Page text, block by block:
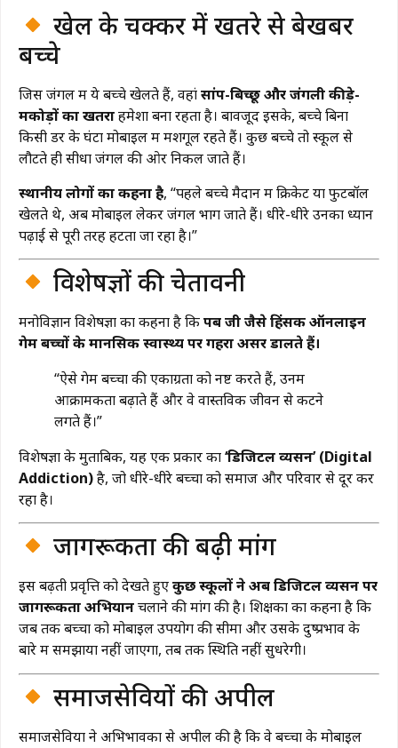
खेल के चक्कर में खतरे से बेखबर
बच्चे
जिस जंगल में ये बच्चे खेलते हैं, वहांसांप-बिच्छू और जंगली कीड़े-
मकोड़ों का खतराहमेशा बना रहता है। बावजूद इसके, बच्चे बिना
किसी डर के घंटों मोबाइल में मशगूल रहते हैं। कुछ बच्चे तो स्कूल से
लौटते ही सीधा जंगल की ओर निकल जाते हैं।
स्थानीय लोगों का कहना है, “पहले बच्चे मैदान में क्रिकेट या फुटबॉल
खेलते थे, अब मोबाइल लेकर जंगल भाग जाते हैं। धीरे-धीरे उनका ध्यान
पढ़ाई से पूरी तरह हटता जा रहा है।”
विशेषज्ञों की चेतावनी
मनोविज्ञान विशेषज्ञों का कहना है किपब जी जैसे हिंसक ऑनलाइन
गेम बच्चों के मानसिक स्वास्थ्य पर गहरा असर डालते हैं।
“ऐसे गेम बच्चों की एकाग्रता को नष्ट करते हैं, उनमें
आक्रामकता बढ़ाते हैं और वे वास्तविक जीवन से कटने
लगते हैं।”
विशेषज्ञों के मुताबिक, यह एक प्रकार का‘डिजिटल व्यसन’ (Digital
Addiction)है, जो धीरे-धीरे बच्चों को समाज और परिवार से दूर कर
रहा है।
जागरूकता की बढ़ी मांग
इस बढ़ती प्रवृत्ति को देखते हुएकुछ स्कूलों ने अब डिजिटल व्यसन पर
जागरूकता अभियानचलाने की मांग की है। शिक्षकों का कहना है कि
जब तक बच्चों को मोबाइल उपयोग की सीमा और उसके दुष्प्रभाव के
बारे में समझाया नहीं जाएगा, तब तक स्थिति नहीं सुधरेगी।
समाजसेवियों की अपील
समाजसेवियों ने अभिभावकों से अपील की है कि वे बच्चों के मोबाइल